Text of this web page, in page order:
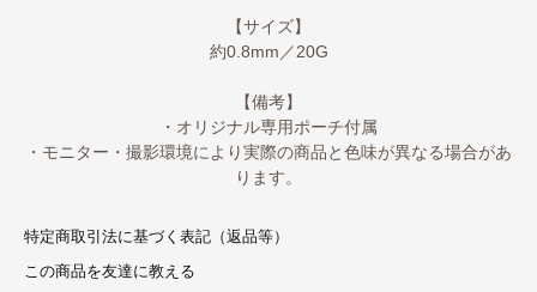
【サイズ】
約0.8mm／20G
【備考】
・オリジナル専用ポーチ付属
・モニター・撮影環境により実際の商品と色味が異なる場合があ
ります。
特定商取引法に基づく表記（返品等）
この商品を友達に教える